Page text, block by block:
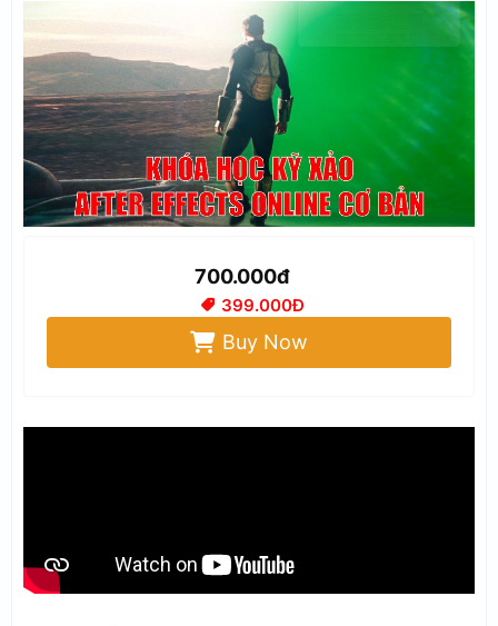
700.000đ
399.000Đ
Buy Now